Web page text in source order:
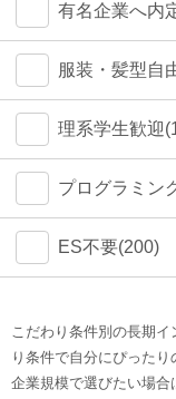
有名企業へ内
服装・髪型自
理系学生歓迎
プログラミン
ES不要(200)
こだわり条件別の長期
り条件で自分にぴったり
企業規模で選びたい場